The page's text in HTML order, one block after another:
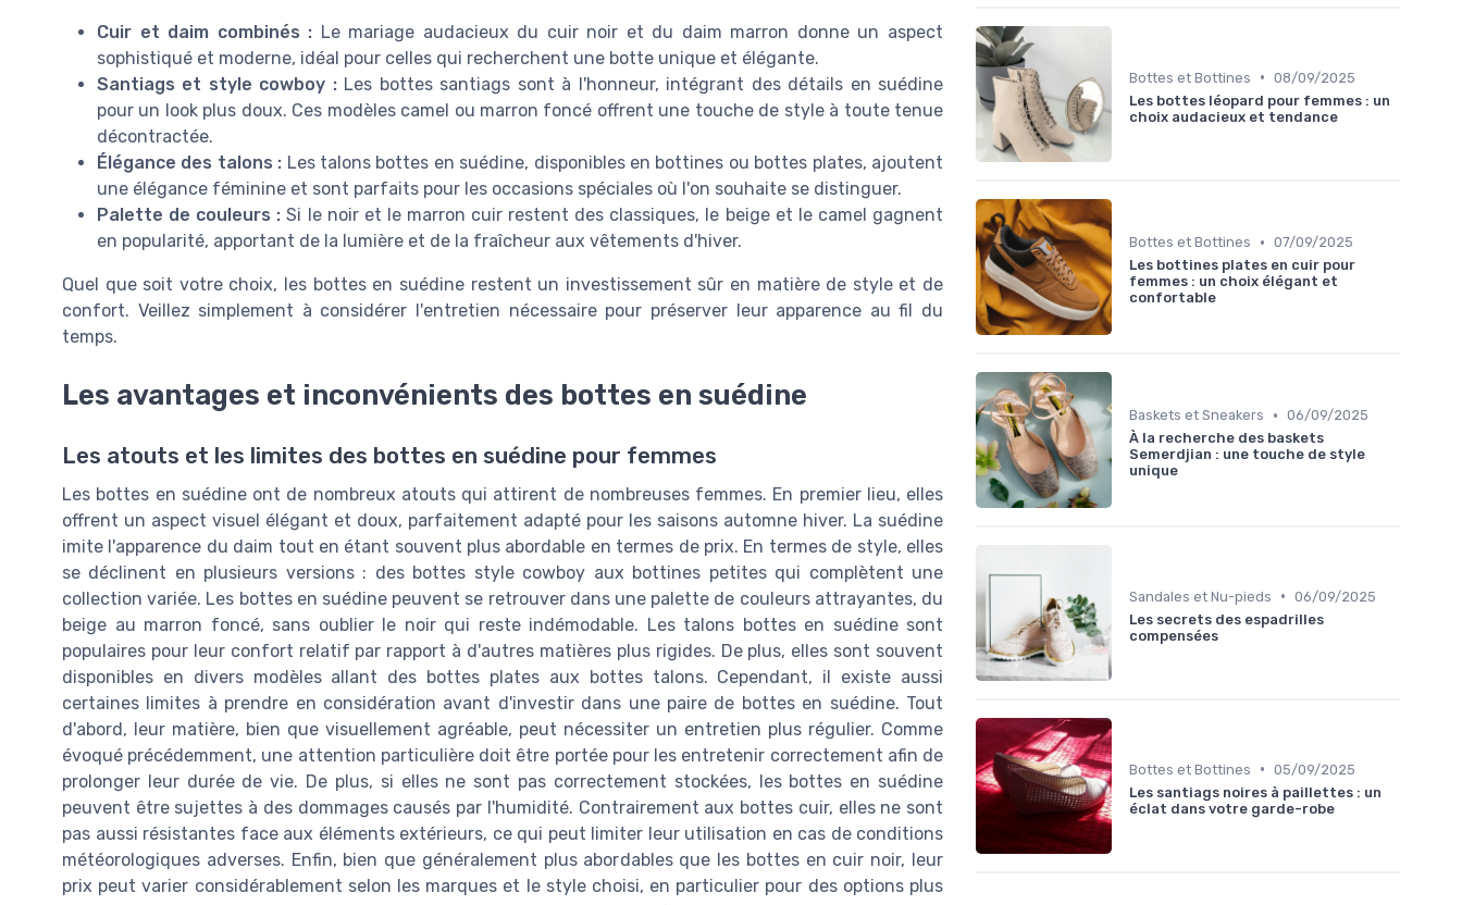
Cuir et daim combinés : Le mariage audacieux du cuir noir et du daim marron donne un aspect
sophistiqué et moderne, idéal pour celles qui recherchent une botte unique et élégante.
Santiags et style cowboy :Les bottes santiags sont à l'honneur, intégrant des détails en suédine
pour un look plus doux. Ces modèles camel ou marron foncé offrent une touche de style à toute tenue
décontractée.
Élégance des talons : Les talons bottes en suédine, disponibles en bottines ou bottes plates, ajoutent
une élégance féminine et sont parfaits pour les occasions spéciales où l'on souhaite se distinguer.
Palette de couleurs : Si le noir et le marron cuir restent des classiques, le beige et le camel gagnent
en popularité, apportant de la lumière et de la fraîcheur aux vêtements d'hiver.
Quel que soit votre choix, les bottes en suédine restent un investissement sûr en matière de style et de
confort. Veillez simplement à considérer l'entretien nécessaire pour préserver leur apparence au fil du
temps.
Les avantages et inconvénients des bottes en suédine
Les atouts et les limites des bottes en suédine pour femmes
Les bottes en suédine ont de nombreux atouts qui attirent de nombreuses femmes. En premier lieu, elles
offrent un aspect visuel élégant et doux, parfaitement adapté pour les saisons automne hiver. La suédine
imite l'apparence du daim tout en étant souvent plus abordable en termes de prix. En termes de style, elles
se déclinent en plusieurs versions : des bottes style cowboy aux bottines petites qui complètent une
collection variée. Les bottes en suédine peuvent se retrouver dans une palette de couleurs attrayantes, du
beige au marron foncé, sans oublier le noir qui reste indémodable. Les talons bottes en suédine sont
populaires pour leur confort relatif par rapport à d'autres matières plus rigides. De plus, elles sont souvent
disponibles en divers modèles allant des bottes plates aux bottes talons. Cependant, il existe aussi
certaines limites à prendre en considération avant d'investir dans une paire de bottes en suédine. Tout
d'abord, leur matière, bien que visuellement agréable, peut nécessiter un entretien plus régulier. Comme
évoqué précédemment, une attention particulière doit être portée pour les entretenir correctement afin de
prolonger leur durée de vie. De plus, si elles ne sont pas correctement stockées, les bottes en suédine
peuvent être sujettes à des dommages causés par l'humidité. Contrairement aux bottes cuir, elles ne sont
pas aussi résistantes face aux éléments extérieurs, ce qui peut limiter leur utilisation en cas de conditions
météorologiques adverses. Enfin, bien que généralement plus abordables que les bottes en cuir noir, leur
prix peut varier considérablement selon les marques et le style choisi, en particulier pour des options plus
Bottes et Bottines • 08/09/2025
Les bottes léopard pour femmes : un
choix audacieux et tendance
Bottes et Bottines • 07/09/2025
Les bottines plates en cuir pour
femmes : un choix élégant et
confortable
Baskets et Sneakers • 06/09/2025
À la recherche des baskets
Semerdjian : une touche de style
unique
Sandales et Nu-pieds • 06/09/2025
Les secrets des espadrilles
compensées
Bottes et Bottines • 05/09/2025
Les santiags noires à paillettes : un
éclat dans votre garde-robe